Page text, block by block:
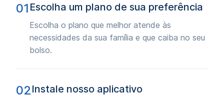
01 Escolha um plano de sua preferência
Escolha o plano que melhor atende às
necessidades da sua família e que caiba no seu
bolso.
02Instale nosso aplicativo